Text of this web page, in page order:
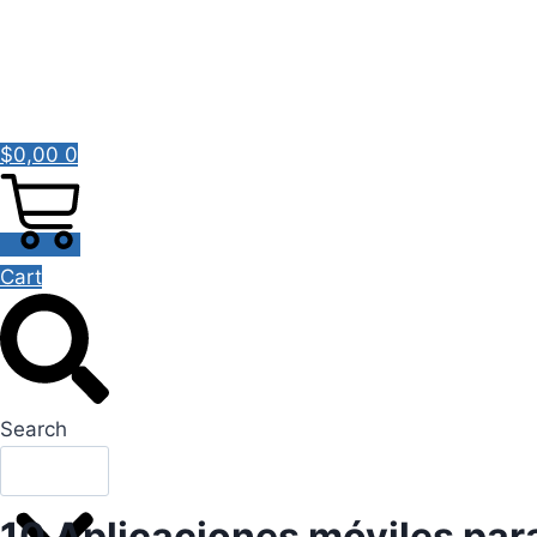
$0,00 0
Cart
Search